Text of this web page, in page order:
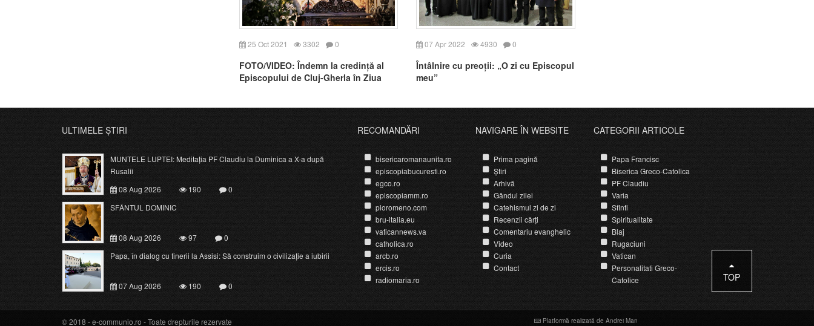
25 Oct 2021 3302 0
FOTO/VIDEO: Îndemn la credință al
Episcopului de Cluj-Gherla în Ziua
07 Apr 2022 4930 0
Întâlnire cu preoții: „O zi cu Episcopul
meu”
ULTIMELE ȘTIRI
MUNTELE LUPTEI: Meditația PF Claudiu la Duminica a X-a după
Rusalii
08 Aug 2026
190
0
SFÂNTUL DOMINIC
08 Aug 2026 97
0
Papa, în dialog cu tinerii la Assisi: Să construim o civilizație a iubirii
07 Aug 2026 190 0
RECOMANDĂRI
bisericaromanaunita.ro
episcopiabucuresti.ro
egco.ro
episcopiamm.ro
pioromeno.com
bru-italia.eu
vaticannews.va
catholica.ro
arcb.ro
ercis.ro
radiomaria.ro
NAVIGARE ÎN WEBSITE
Prima pagină
Știri
Arhivă
Gândul zilei
Catehismul zi de zi
Recenzii cărți
Comentariu evanghelic
Video
Curia
Contact
CATEGORII ARTICOLE
Papa Francisc
Biserica Greco-Catolica
PF Claudiu
Varia
Sfinti
Spiritualitate
Blaj
Rugaciuni
Vatican
Personalitati Greco-
Catolice
TOP
© 2018 -e-communio.ro - Toate drepturile rezervate
Platformă realizată de Andrei Man